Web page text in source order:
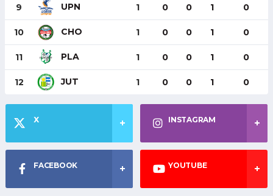
9 UPN 1 0 0 1 0
10 CHO 1 0 0 1 0
11 PLA 1 0 0 1 0
12 JUT 1 0 0 1 0
X INSTAGRAM
FACEBOOK YOUTUBE